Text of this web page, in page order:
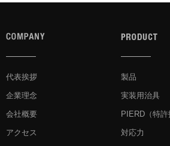
代表挨拶
企業理念
会社概要
アクセス
製品
実装用治具
PIERD （特許
対応力